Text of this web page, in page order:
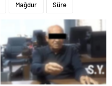
Mağdur Süre